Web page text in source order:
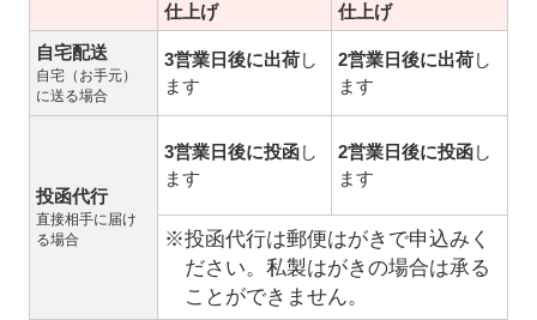
仕上げ
仕上げ
自宅配送
自宅（お手元）
に送る場合
3営業日後に出荷し
ます
2営業日後に出荷し
ます
投函代行
直接相手に届け
る場合
3営業日後に投函し
ます
2営業日後に投函し
ます
※投函代行は郵便はがきで申込みく
ださい。私製はがきの場合は承る
ことができません。